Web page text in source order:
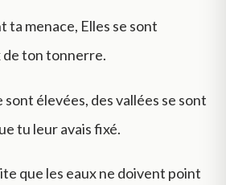
ta menace, Elles se sont
de ton tonnerre.
sont élevées, des vallées se sont
tu leur avais fixé.
que les eaux ne doivent point